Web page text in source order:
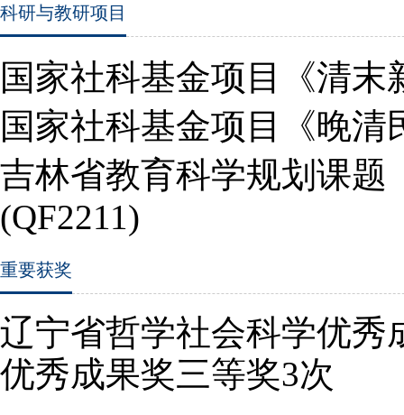
科研与教研项目
国家社科基金项目《清末
国家社科基金项目《晚
吉林省教育科学规划课题
(QF2211)
重要获奖
辽宁省哲学社会科学优秀
优秀成果奖三等奖3次